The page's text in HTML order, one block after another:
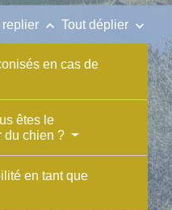
replier keyboard_arrow_up Tout déplier keyboard_arrow_down
en cas de
êtes le
du chien ?
en tant que